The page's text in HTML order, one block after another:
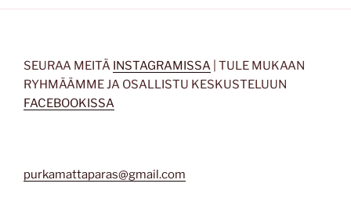
SEURAA MEITÄ INSTAGRAMISSA | TULE MUKAAN
RYHMÄÄMME JA OSALLISTU KESKUSTELUUN
FACEBOOKISSA
purkamattaparas@gmail.com